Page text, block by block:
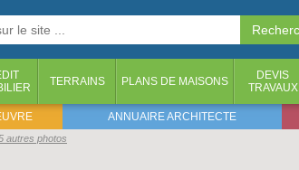
TERRAINS PLANS DE MAISONS
DEVIS
TRAVAUX
ANNUAIRE ARCHITECTE
autres photos